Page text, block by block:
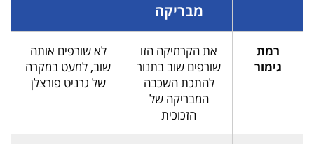
מבריקה
רמת
גימור
את הקרמיקה הזו
שורפים שוב בתנור
להתכת השכבה
המבריקה של
הזכוכית
לא שורפים אותה
שוב, למעט במקרה
של גרניט פורצלן